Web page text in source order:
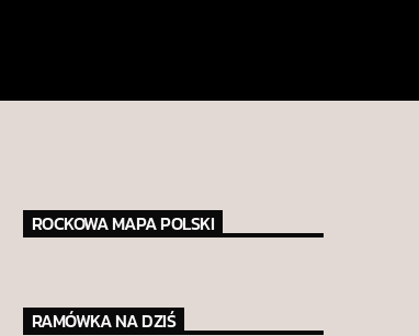
ROCKOWA MAPA POLSKI
RAMÓWKA NA DZIŚ